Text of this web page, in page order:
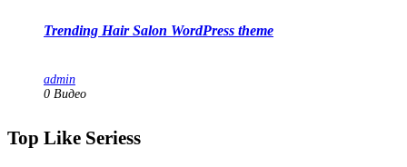
Trending Hair Salon WordPress theme
admin
0 Видео
Top Like Seriess